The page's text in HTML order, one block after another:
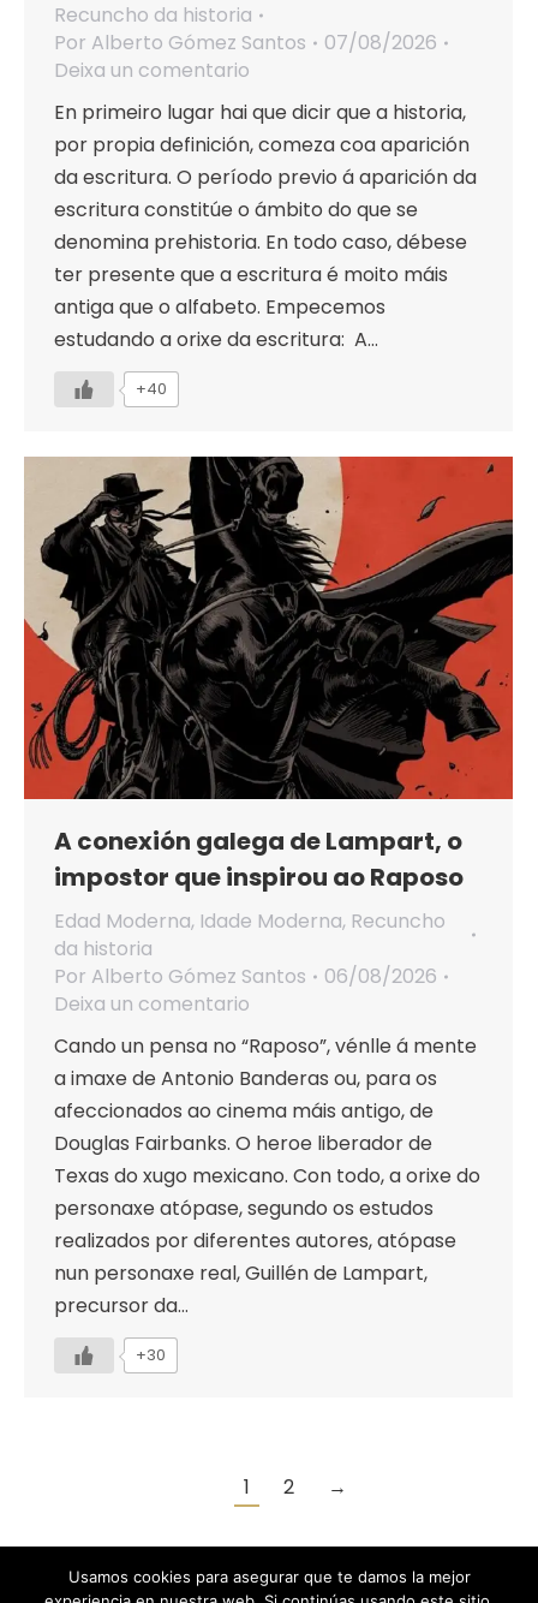
Recuncho da historia
Por Alberto Gómez Santos
07/08/2026
Deixa un comentario
En primeiro lugar hai que dicir que a historia,
por propia definición, comeza coa aparición
da escritura. O período previo á aparición da
escritura constitúe o ámbito do que se
denomina prehistoria. En todo caso, débese
ter presente que a escritura é moito máis
antiga que o alfabeto. Empecemos
estudando a orixe da escritura: A…
+40
A conexión galega de Lampart, o
impostor que inspirou ao Raposo
Edad Moderna, Idade Moderna, Recuncho
da historia
Por Alberto Gómez Santos
06/08/2026
Deixa un comentario
Cando un pensa no “Raposo”, vénlle á mente
a imaxe de Antonio Banderas ou, para os
afeccionados ao cinema máis antigo, de
Douglas Fairbanks. O heroe liberador de
Texas do xugo mexicano. Con todo, a orixe do
personaxe atópase, segundo os estudos
realizados por diferentes autores, atópase
nun personaxe real, Guillén de Lampart,
precursor da…
+30
1 2 →
Usamos cookies para asegurar que te damos la mejor